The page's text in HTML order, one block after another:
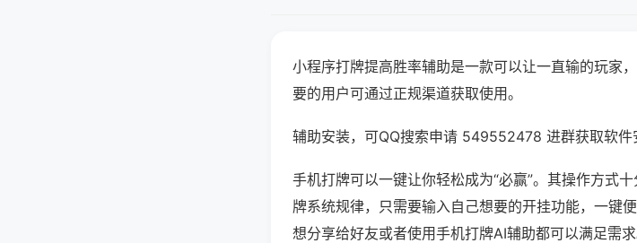
小程序打牌提高胜率辅助是一款可以让一直输的玩家
要的用户可通过正规渠道获取使用。
辅助安装，可QQ搜索申请 549552478 进群获取软件
手机打牌可以一键让你轻松成为“必赢”。其操作方式
牌系统规律，只需要输入自己想要的开挂功能，一键
想分享给好友或者使用手机打牌AI辅助都可以满足需求